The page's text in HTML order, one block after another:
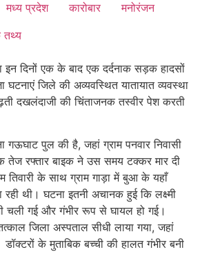
मध्य प्रदेश कारोबार
मनोरंजन
तथ्य
दिनों एक के बाद एक दर्दनाक सड़क हादसों
घटनाएं जिले की अव्यवस्थित यातायात व्यवस्था
दखलंदाजी की चिंताजनक तस्वीर पेश करती
पुल की है, जहां ग्राम पनवार निवासी
तेज रफ्तार बाइक ने उस समय टक्कर मार दी
तिवारी के साथ ग्राम गाड़ा में बुआ के यहाँ
रही थी। घटना इतनी अचानक हुई कि लक्ष्मी
गई और गंभीर रूप से घायल हो गई।
जिला अस्पताल सीधी लाया गया, जहां
के मुताबिक बच्ची की हालत गंभीर बनी